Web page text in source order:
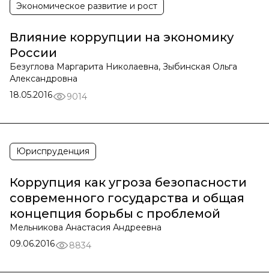
Экономическое развитие и рост
Влияние коррупции на экономику
России
Безуглова Маргарита Николаевна, Зыбинская Ольга
Александровна
18.05.2016
9014
Юриспруденция
Коррупция как угроза безопасности
современного государства и общая
концепция борьбы с проблемой
Мельникова Анастасия Андреевна
09.06.2016
8834